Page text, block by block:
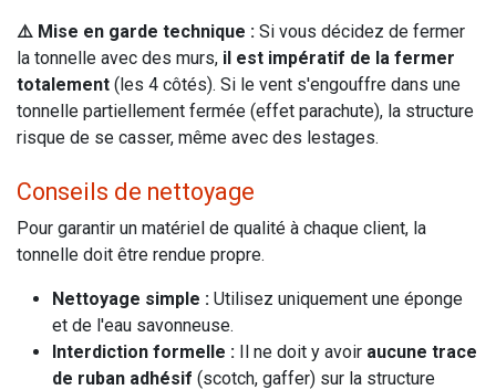
⚠️ Mise en garde technique : Si vous décidez de fermer
la tonnelle avec des murs, il est impératif de la fermer
totalement (les 4 côtés). Si le vent s'engouffre dans une
tonnelle partiellement fermée (effet parachute), la structure
risque de se casser, même avec des lestages.
Conseils de nettoyage
Pour garantir un matériel de qualité à chaque client, la
tonnelle doit être rendue propre.
Nettoyage simple : Utilisez uniquement une éponge
et de l'eau savonneuse.
Interdiction formelle : Il ne doit y avoir aucune trace
de ruban adhésif (scotch, gaffer) sur la structure